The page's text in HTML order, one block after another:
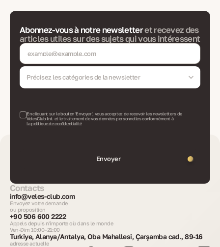
Abonnez-vous à notre newsletteret recevez des
articles utiles sur des sujets qui vous intéressent
Précisez les catégories de la newsletter
En cliquant sur le bouton 'Envoyer', vous acceptez de recevoir les newsletters de
VelesClub Int. et le traitement de vos données personnelles conformément à
la politique de confidentialité
Envoyer
Contacts
info@veles-club.com
Envoyez votre demande
ou proposition
+90 506 600 2222
Appels depuis n'importe où dans le monde
Ven-Dim 10:00–21:00
Turkiye, Alanya/Antalya, Oba Mahallesi, Çarşamba cad., 89-16
adresse actuelle